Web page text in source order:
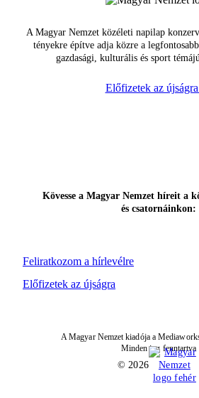
A Magyar Nemzet közéleti napilap
tényekre építve adja közre a
gazdasági, kulturális és sport
Előfizetek az újságra
Feliratkozom a hírlevélre
Kövesse a Magyar Nemzet híreit a
és csatornáinkon:
Előfizetek az újságra
A Magyar Nemzet kiadója a
Minden jog fenntartva
© 2026